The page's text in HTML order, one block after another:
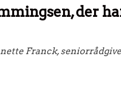
der
Franck,